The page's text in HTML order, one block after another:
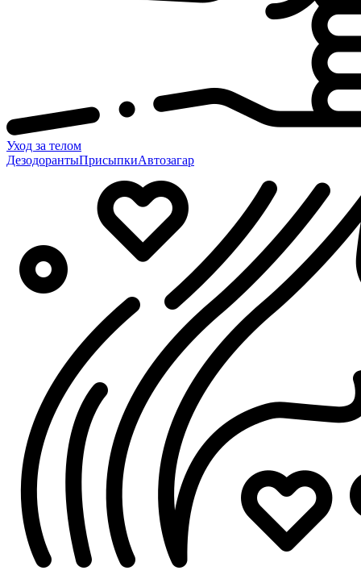
Уход за телом
ДезодорантыПрисыпкиАвтозагар